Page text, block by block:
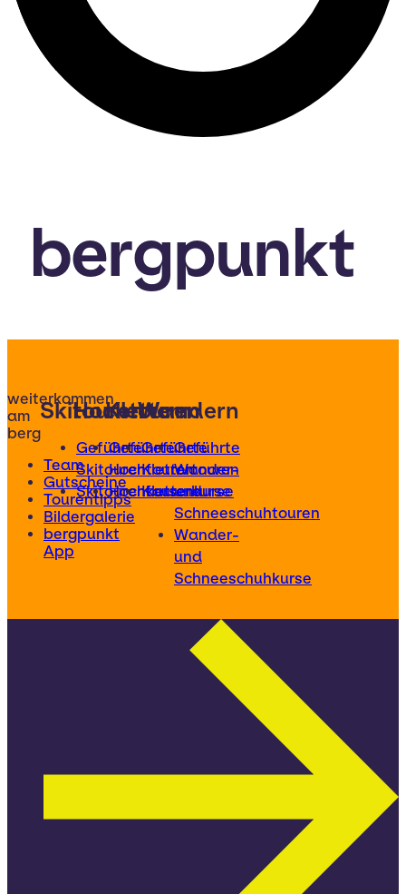
bergpunkt
weiterkommen
am
berg
Team
Gutscheine
Tourentipps
Bildergalerie
bergpunkt
App
Skitouren
Geführte
Skitouren
Skitourenkurse
Hochtouren
Geführte
Hochtouren
Hochtourenkurse
Klettern
Geführte
Klettertouren
Kletterkurse
Wandern
Geführte
Wander-
und
Schneeschuhtouren
Wander-
und
Schneeschuhkurse